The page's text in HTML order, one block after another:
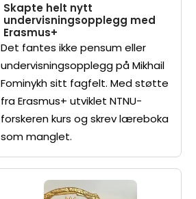
Skapte helt nytt
undervisningsopplegg med
Erasmus+
Det fantes ikke pensum eller
undervisningsopplegg på Mikhail
Fominykh sitt fagfelt. Med støtte
fra Erasmus+ utviklet NTNU-
forskeren kurs og skrev læreboka
som manglet.